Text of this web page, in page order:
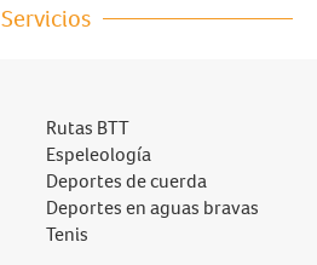
Servicios
Rutas BTT
Espeleología
Deportes de cuerda
Deportes en aguas bravas
Tenis